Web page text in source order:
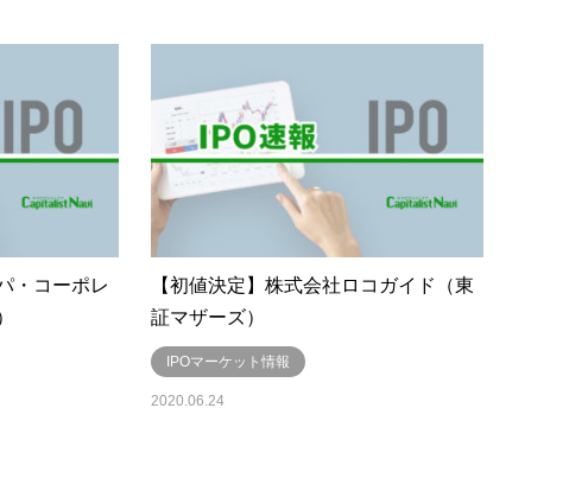
・コーポレ
【初値決定】株式会社ロコガイド（東
証マザーズ）
IPOマーケット情報
2020.06.24